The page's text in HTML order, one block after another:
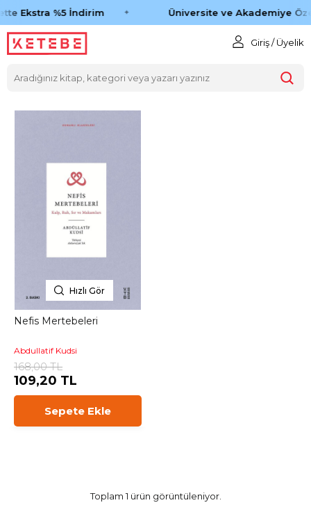
Ekstra %5 İndirim Üniversite ve Akademiye
Giriş / Üyelik
Hızlı Gör
Nefis Mertebeleri
Abdullatif Kudsi
168,00 TL
109,20 TL
Sepete Ekle
Toplam 1 ürün görüntüleniyor.